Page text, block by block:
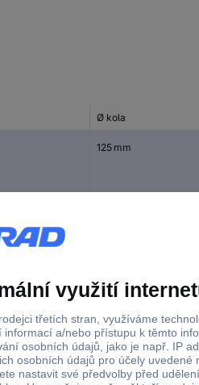
Ø kola
125 mm